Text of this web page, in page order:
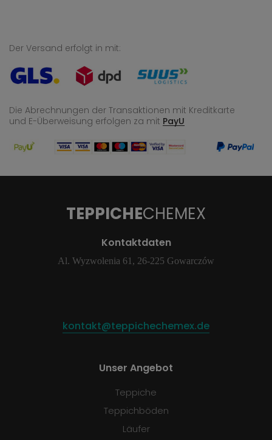
Der Versand erfolgt in mit:
Die Abrechnungen der Transaktionen mit Kreditkarte
und E-Überweisung erfolgen za mit PayU
TEPPICHECHEMEX
Kontaktdaten
Al. Wyzwolenia 61, 26-225 Gowarczów
kontakt@teppichechemex.de
Unser Angebot
Teppiche
Teppichböden
Läufer